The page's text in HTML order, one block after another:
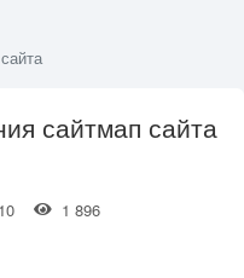
сайтмап сайта
1 896